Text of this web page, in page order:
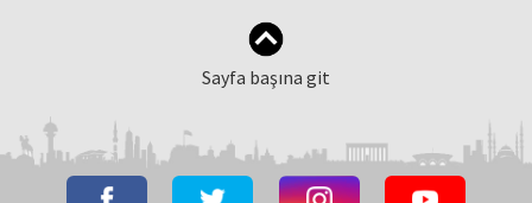
Sayfa başına git